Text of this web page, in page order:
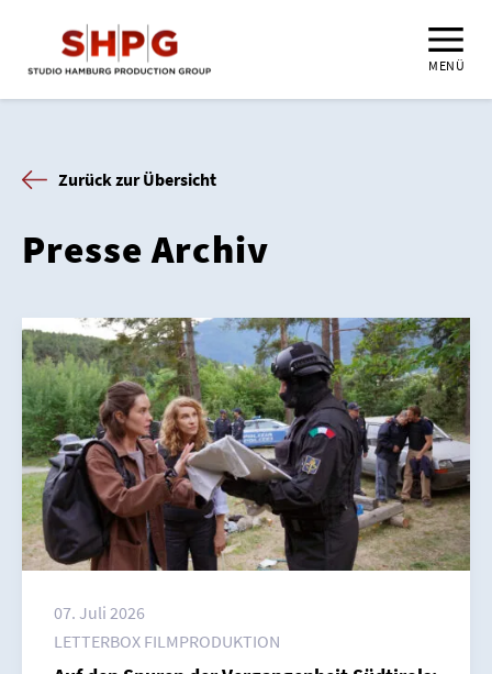
MENÜ
Zurück zur Übersicht
Presse Archiv
07. Juli 2026
LETTERBOX FILMPRODUKTION